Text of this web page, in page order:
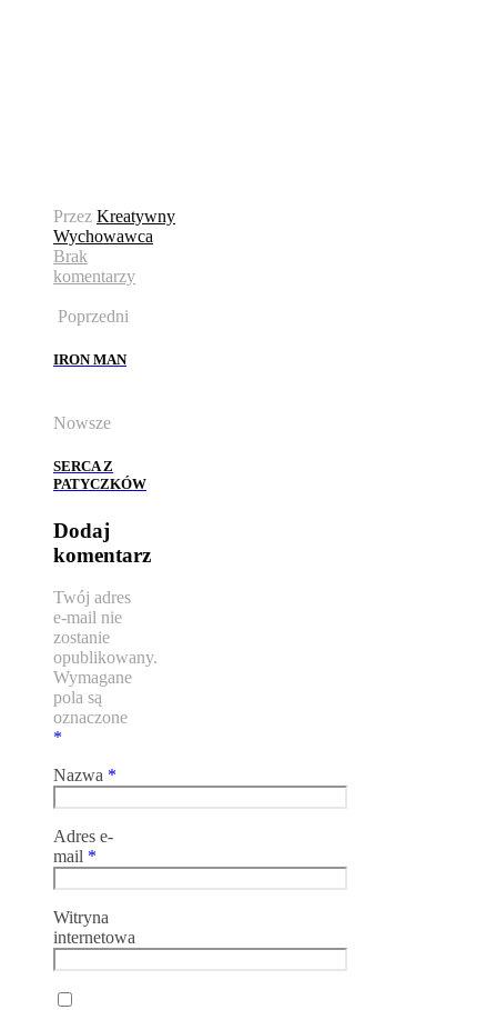
Przez Kreatywny
Wychowawca
Brak
komentarzy
Poprzedni
IRON MAN
Nowsze
SERCA Z
PATYCZKÓW
Dodaj
komentarz
Twój adres
e-mail nie
zostanie
opublikowany.
Wymagane
pola są
oznaczone
*
Nazwa *
Adres e-
mail *
Witryna
internetowa